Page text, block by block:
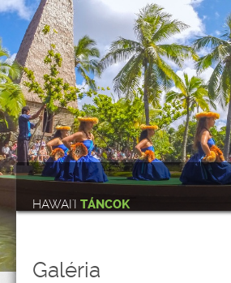
HAWAI'I TÁNCOK
Galéria